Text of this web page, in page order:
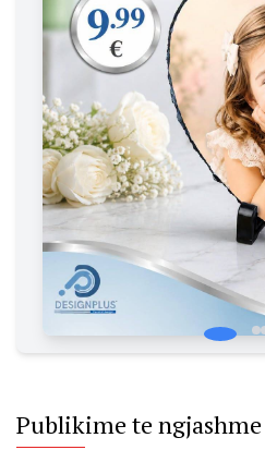
Publikime te ngjashme